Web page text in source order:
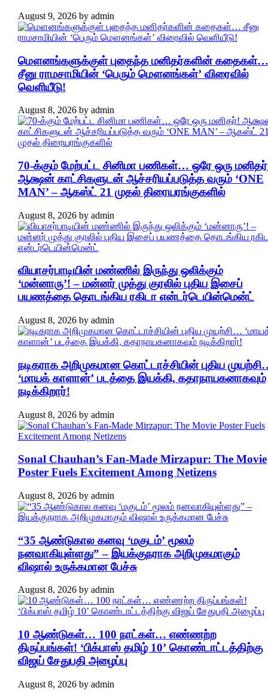
August 9, 2026by admin
மௌனங்களுக்குள் புதைந்த மனிதர்களின் கதைகள்…
சீனு ராமசாமியின் ‘பெரும் மௌனங்கள்’ விரைவில்
வெளியீடு!
August 8, 2026by admin
70-க்கும் மேற்பட்ட சினிமா பணிகள்… ஒரே ஒரு
ஆக்ஷன் காட்சிகளுடன் ஆச்சரியப்படுத்த வரும் ‘ONE
MAN’ – ஆகஸ்ட் 21 முதல் திரையரங்குகளில்
August 8, 2026by admin
வியாசர்பாடியின் மண்ணில் இருந்து ஒலிக்கும்
‘மன்னாரு’! – மன்னர் முத்து குரலில் புதிய இசைப்
பயணத்தை தொடங்கிய ரகிடா என்டர்டெயின்மென்ட்
August 8, 2026by admin
நடிகராக அறிமுகமான கொட்டாச்சியின் புதிய
‘மாயக் காளான்’ படத்தை இயக்கி, கதாநாயகனாகவும்
நடிக்கிறார்!
August 8, 2026by admin
Sonal Chauhan’s Fan-Made Mirzapur: The Movie
Poster Fuels Excitement Among Netizens
August 8, 2026by admin
“35 ஆண்டுகால கனவு ‘மகுடம்’ மூலம்
நனவாகியுள்ளது” – இயக்குநராக அறிமுகமாகும்
விஷால் உருக்கமான பேச்சு
August 8, 2026by admin
10 ஆண்டுகள்… 100 நாட்கள்… எண்ணற்ற
திருப்பங்கள்! ‘பிக்பாஸ் தமிழ் 10’ கொண்டாட்டத்திற்கு
விஜய் சேதுபதி அழைப்பு
August 8, 2026by admin